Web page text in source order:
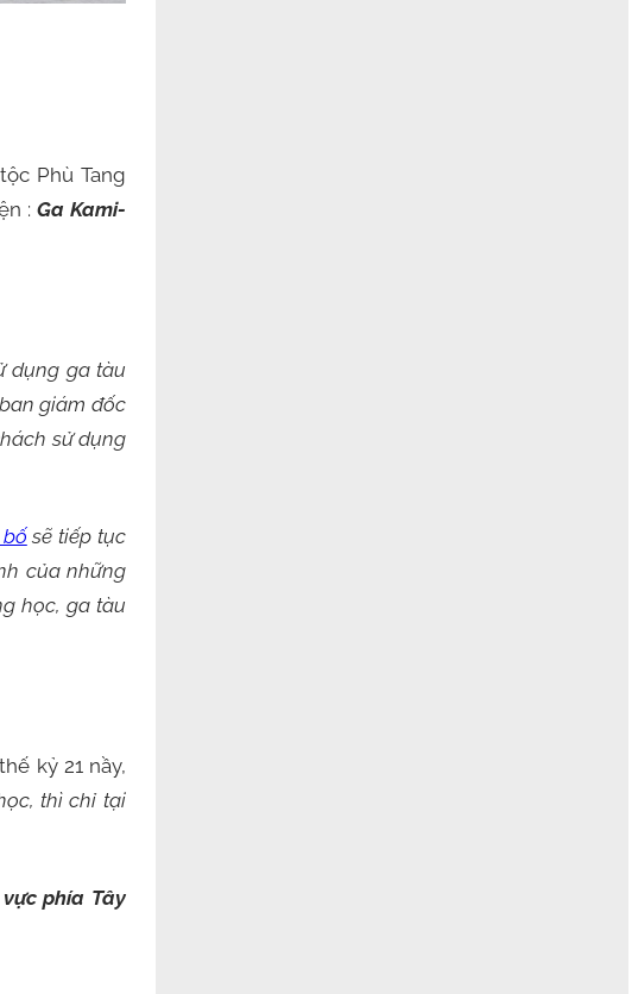
Phù Tang
: Ga Kami-
dụng ga tàu
giám đốc
sử dụng
bốsẽ tiếp tục
của những
học, ga tàu
kỷ 21 nầy,
thì chỉ tại
phía Tây